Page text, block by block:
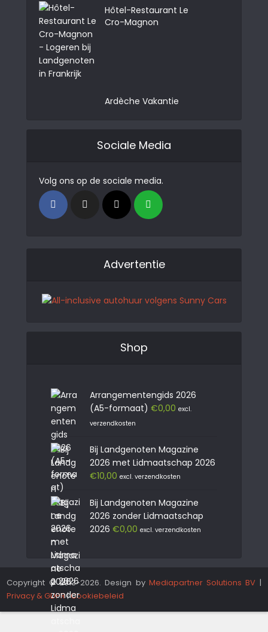
Hôtel-Restaurant Le
Cro-Magnon
Ardèche Vakantie
Sociale Media
Volg ons op de sociale media.
Advertentie
Shop
Arrangementengids 2026
(A5-formaat) €0,00 excl.
verzendkosten
Bij Landgenoten Magazine
2026 met Lidmaatschap 2026
€10,00 excl. verzendkosten
Bij Landgenoten Magazine
2026 zonder Lidmaatschap
2026 €0,00 excl. verzendkosten
Copyright © 2013-2026. Design by Mediapartner Solutions BV |
Privacy & GDPR|Cookiebeleid